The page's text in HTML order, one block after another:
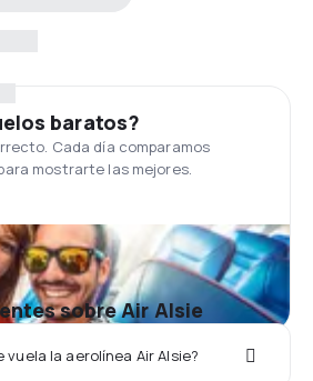
baratos?
Cada día comparamos
mostrarte las mejores.
sobre Air Alsie
vuela la aerolínea Air Alsie?